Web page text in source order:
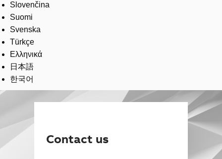
Slovenčina
Suomi
Svenska
Türkçe
Ελληνικά
日本語
한국어
Contact us